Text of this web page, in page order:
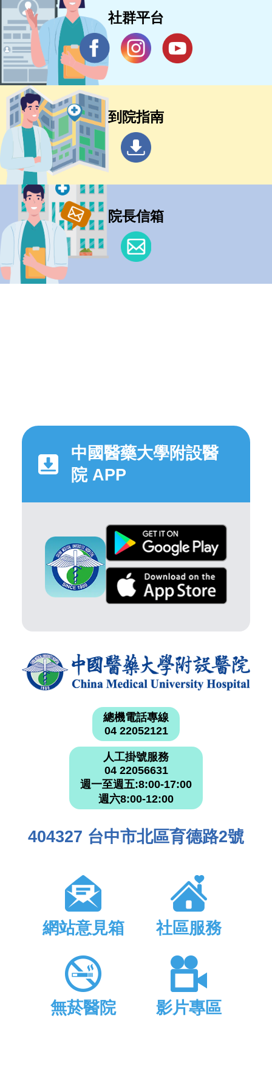
社群平台
到院指南
院長信箱
中國醫藥大學附設醫
院 APP
總機電話專線
04 22052121
人工掛號服務
04 22056631
週一至週五:8:00-17:00
週六8:00-12:00
404327 台中市北區育德路2號
網站意見箱 社區服務
無菸醫院 影片專區